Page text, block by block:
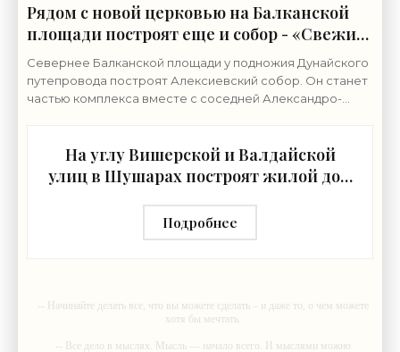
Рядом с новой церковью на Балканской
площади построят еще и собор - «Свежие
новости строительства»
Севернее Балканской площади у подножия Дунайского
путепровода построят Алексиевский собор. Он станет
частью комплекса вместе с соседней Александро-
На углу Вишерской и Валдайской
улиц в Шушарах построят жилой дом
Подробнее
-- Начинайте делать все, что вы можете сделать – и даже то, о чем можете
хотя бы мечтать.
-- Все дело в мыслях. Мысль — начало всего. И мыслями можно